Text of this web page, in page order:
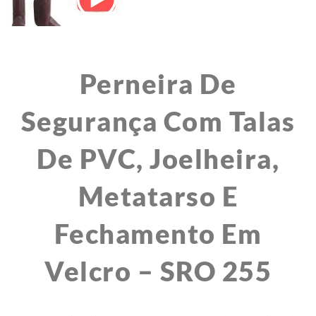
Perneira De
Segurança Com Talas
De PVC, Joelheira,
Metatarso E
Fechamento Em
Velcro – SRO 255